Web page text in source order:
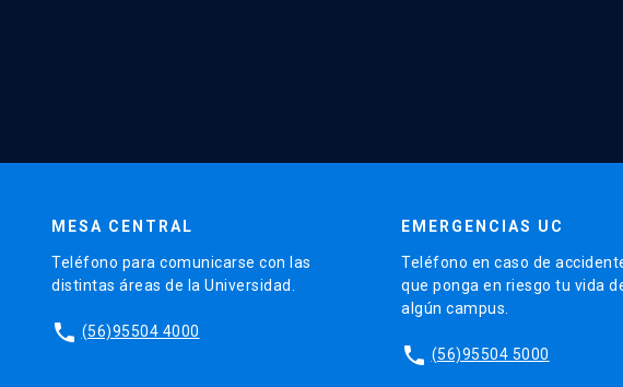
MESA CENTRAL
Teléfono para comunicarse con las
distintas áreas de la Universidad.
phone (56)95504 4000
EMERGENCIAS UC
Teléfono en caso de
que ponga en riesgo tu vida
algún campus.
phone (56)95504 5000